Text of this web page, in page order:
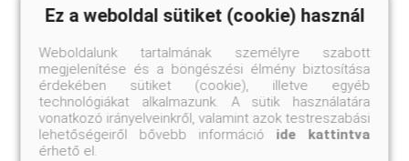
Ez a weboldal sütiket (cookie) használ
Weboldalunk tartalmának személyre szabott
megjelenítése és a böngészési élmény biztosítása
érdekében sütiket (cookie), illetve egyéb
technológiákat alkalmazunk. A sütik használatára
vonatkozó irányelveinkről, valamint azok testreszabási
lehetőségeiről bővebb információ ide kattintva
érhető el.